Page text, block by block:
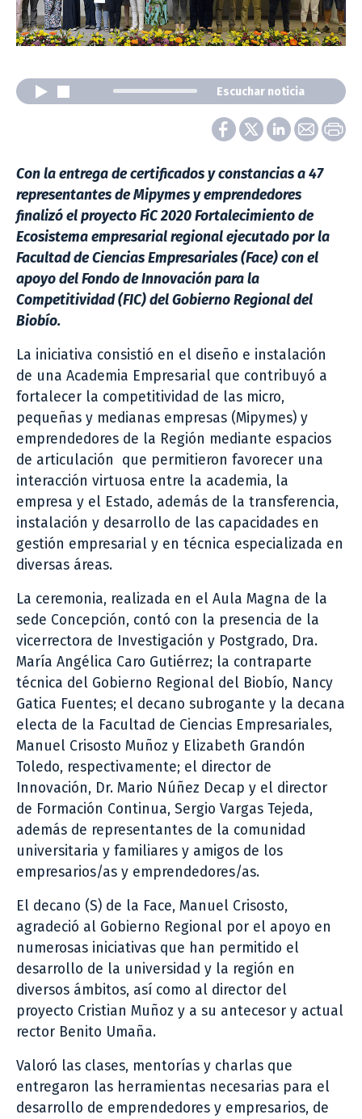
Escuchar noticia
Con la entrega de certificados y constancias a 47
representantes de Mipymes y emprendedores
finalizó el proyecto FiC 2020 Fortalecimiento de
Ecosistema empresarial regional ejecutado por la
Facultad de Ciencias Empresariales (Face) con el
apoyo del Fondo de Innovación para la
Competitividad (FIC) del Gobierno Regional del
Biobío.
La iniciativa consistió en el diseño e instalación
de una Academia Empresarial que contribuyó a
fortalecer la competitividad de las micro,
pequeñas y medianas empresas (Mipymes) y
emprendedores de la Región mediante espacios
de articulación que permitieron favorecer una
interacción virtuosa entre la academia, la
empresa y el Estado, además de la transferencia,
instalación y desarrollo de las capacidades en
gestión empresarial y en técnica especializada en
diversas áreas.
La ceremonia, realizada en el Aula Magna de la
sede Concepción, contó con la presencia de la
vicerrectora de Investigación y Postgrado, Dra.
María Angélica Caro Gutiérrez; la contraparte
técnica del Gobierno Regional del Biobío, Nancy
Gatica Fuentes; el decano subrogante y la decana
electa de la Facultad de Ciencias Empresariales,
Manuel Crisosto Muñoz y Elizabeth Grandón
Toledo, respectivamente; el director de
Innovación, Dr. Mario Núñez Decap y el director
de Formación Continua, Sergio Vargas Tejeda,
además de representantes de la comunidad
universitaria y familiares y amigos de los
empresarios/as y emprendedores/as.
El decano (S) de la Face, Manuel Crisosto,
agradeció al Gobierno Regional por el apoyo en
numerosas iniciativas que han permitido el
desarrollo de la universidad y la región en
diversos ámbitos, así como al director del
proyecto Cristian Muñoz y a su antecesor y actual
rector Benito Umaña.
Valoró las clases, mentorías y charlas que
entregaron las herramientas necesarias para el
desarrollo de emprendedores y empresarios, de